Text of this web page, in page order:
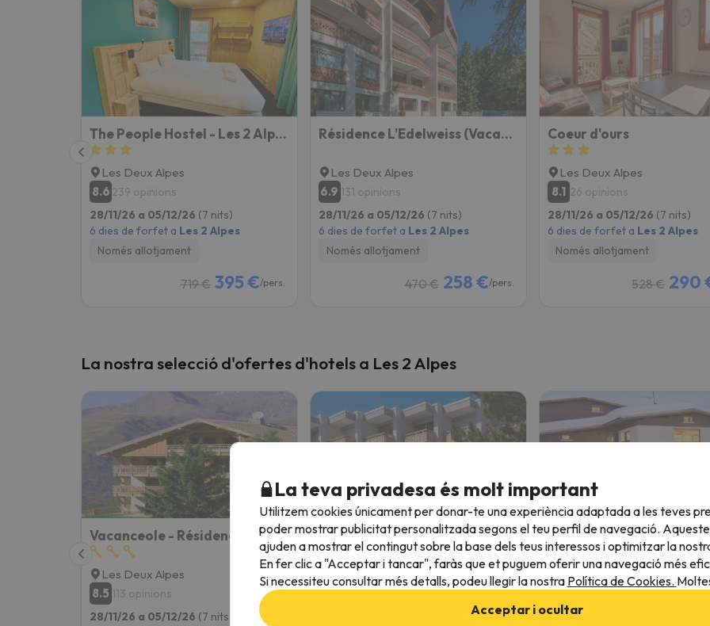
The People Hostel - Les 2 Alpes
Les Deux Alpes
8.6 239 opinions
28/11/26 a 05/12/26 (7 nits)
6 dies de forfet a Les 2 Alpes
Només allotjament
719 € 395 €/pers.
Résidence L'Edelweiss (Vacanceole)
Les Deux Alpes
6.9 131 opinions
28/11/26 a 05/12/26 (7 nits)
6 dies de forfet a Les 2 Alpes
Només allotjament
470 € 258 €/pers.
Coeur d'ours
Les Deux Alpes
8.1 26 opinions
28/11/26 a 05/12/26 (7 nits)
6 dies de forfet a Les 2 Alpes
Només allotjament
528 € 290
La nostra selecció d'ofertes d'hotels a Les 2 Alpes
Vacanceole - Résidence Goléon -Val Ecrins
Les Deux Alpes
8.5 113 opinions
28/11/26 a 05/12/26 (7 nits)
Vacancéole - Résidence Le Sappey - Les 2 Alpes
Les Deux Alpes
8.518 opinions
Hotel le Chalet
Les Deux Alpes
9.444 opinions
05/12/26 a 12/12/26
La teva privadesa és molt important
Utilitzem cookies únicament per donar-te una experiència adaptada a les teves
poder mostrar publicitat personalitzada segons el teu perfil de navegació.
ajuden a mostrar el contingut sobre la base dels teus interessos i optimitzar la
En fer clic a "Acceptar i tancar", faràs que et puguem oferir una navegació més
Si necessiteu consultar més detalls, podeu llegir la nostra Política de Cookies.
Acceptar i ocultar